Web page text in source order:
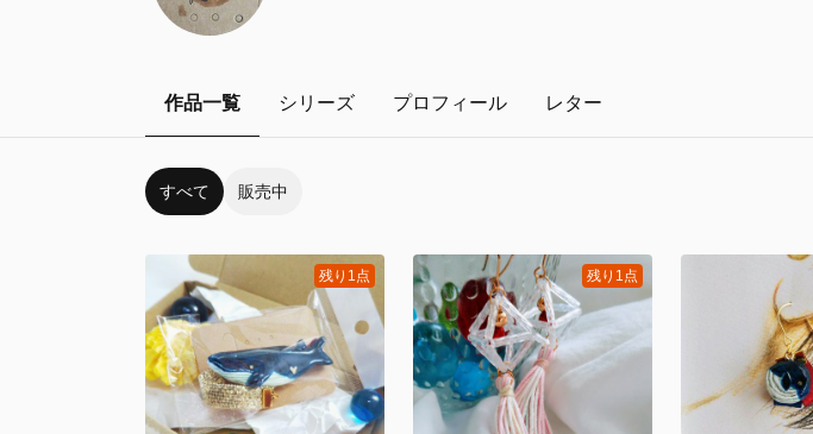
作品一覧 シリーズ プロフィール レター
すべて 販売中
残り1点 残り1点